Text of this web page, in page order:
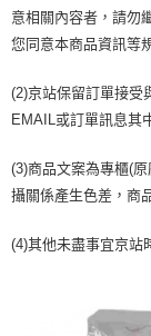
消。如遇「轉專審
法說明評估內容。
【繳款方式說明】
醒簡訊。
2.透過簡訊連結打開
【注意事項】
1.本服務係由「台灣
買賣價金債權讓與本
2.基於同意付款使用
3.完整用戶服務條
２．便利：只要手
３．安心：先確認商
【「AFTEE先享後付
１．於結帳方式選擇
結帳頁面，進行簡訊
３．收到繳費通知
ATM／網路銀行／
※ 請注意：結帳手續
後付繳納相關費用。
運送方式
付款後全家取貨
每筆NT$70，滿
付款後7-11取貨
宅配
意相關內容者，請勿
您同意本商品資訊等
(2)京站保留訂單接受
EMAIL或訂單訊息其
(3)商品文案為專櫃(
攝關係產生色差，商
(4)其他未盡事宜京站